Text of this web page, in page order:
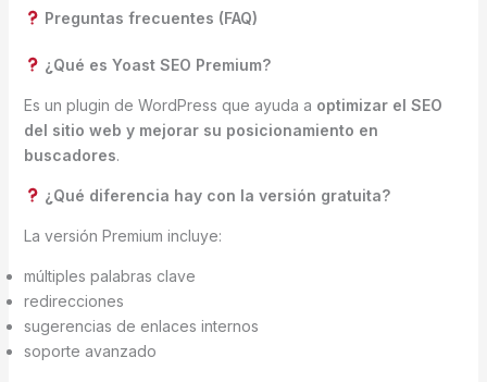
Preguntas frecuentes (FAQ)
¿Qué es Yoast SEO Premium?
Es un plugin de WordPress que ayuda a optimizar el SEO
del sitio web y mejorar su posicionamiento en
buscadores.
¿Qué diferencia hay con la versión gratuita?
La versión Premium incluye:
múltiples palabras clave
redirecciones
sugerencias de enlaces internos
soporte avanzado